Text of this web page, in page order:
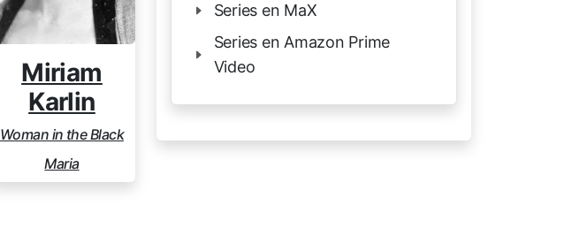
Miriam
Karlin
Woman in the Black
Maria
Series en MaX
Series en Amazon Prime
Video